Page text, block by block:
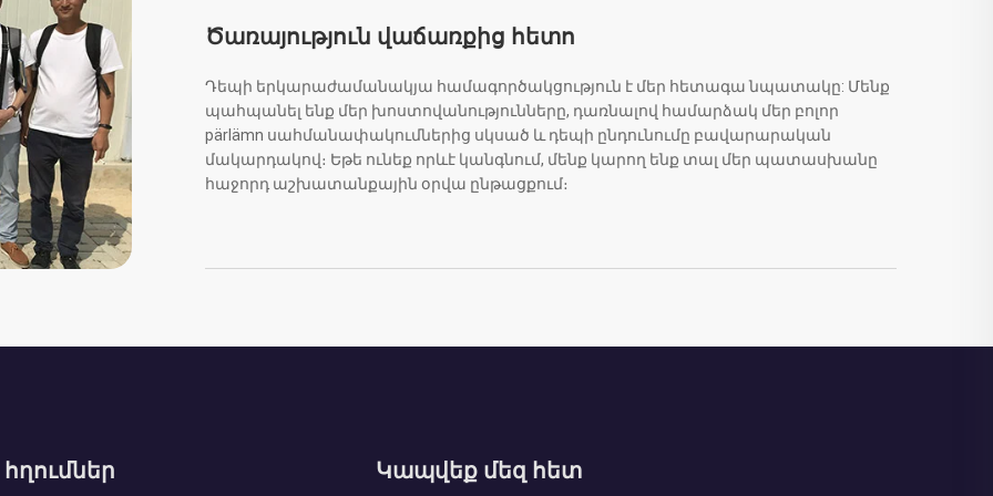
Ծառայություն վաճառքից հետո
Դեպի երկարաժամանակյա համագործակցություն է մեր հետագա նպատակը: Մենք
պահպանել ենք մեր խոստովանությունները, դառնալով համարձակ մեր բոլոր
pärlämn սահմանափակումներից սկսած և դեպի ընդունումը բավարարական
մակարդակով։ Եթե ունեք որևէ կանգնում, մենք կարող ենք տալ մեր պատասխանը
հաջորդ աշխատանքային օրվա ընթացքում։
Կապվեք մեզ հետ